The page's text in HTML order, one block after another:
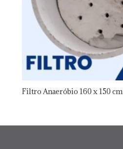
Filtro Anaeróbio 160 x 150 cm